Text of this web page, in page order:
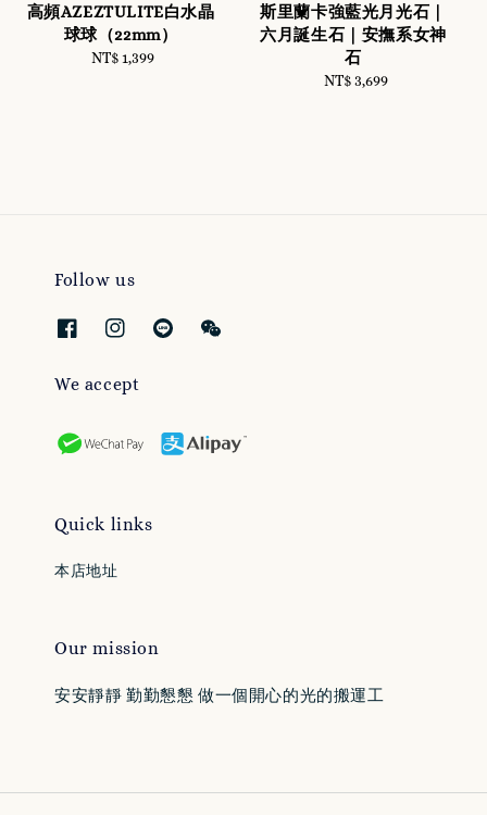
高頻AZEZTULITE白水晶
球球（22mm）
Regular
NT$ 1,399
斯里蘭卡強藍光月光石｜
六月誕生石｜安撫系女神
石
Regular
NT$ 3,699
Follow us
We accept
Quick links
本店地址
Our mission
安安靜靜 勤勤懇懇 做一個開心的光的搬運工